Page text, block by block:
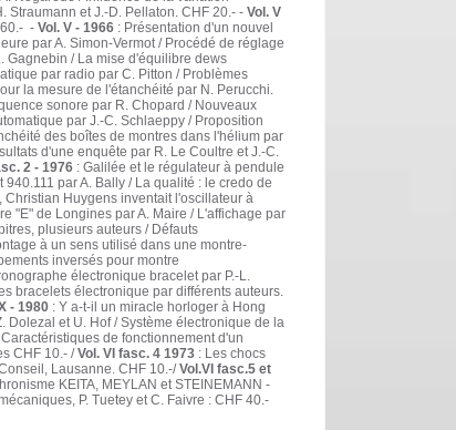
Straumann et J.-D. Pellaton. CHF 20.- - Vol. V
- Vol. V - 1966: Présentation d'un nouvel
par A. Simon-Vermot / Procédé de réglage
Gagnebin / La mise d'équilibre dews
par radio par C. Pitton / Problèmes
la mesure de l'étanchéité par N. Perucchi.
sonore par R. Chopard / Nouveaux
par J.-C. Schlaeppy / Proposition
des boîtes de montres dans l'hélium par
d'une enquête par R. Le Coultre et J.-C.
2 - 1976: Galilée et le régulateur à pendule
par A. Bally / La qualité : le credo de
Christian Huygens inventait l'oscillateur à
"E" de Longines par A. Maire / L'affichage par
plusieurs auteurs / Défauts
à un sens utilisé dans une montre-
inversés pour montre
électronique bracelet par P.-L.
bracelets électronique par différents auteurs.
- 1980: Y a-t-il un miracle horloger à Hong
Dolezal et U. Hof / Système électronique de la
Caractéristiques de fonctionnement d'un
CHF 10.- /Vol. VI fasc. 4 1973: Les chocs
Lausanne. CHF 10.-/Vol.VI fasc.5 et
KEITA, MEYLAN et STEINEMANN -
P. Tuetey et C. Faivre : CHF 40.-